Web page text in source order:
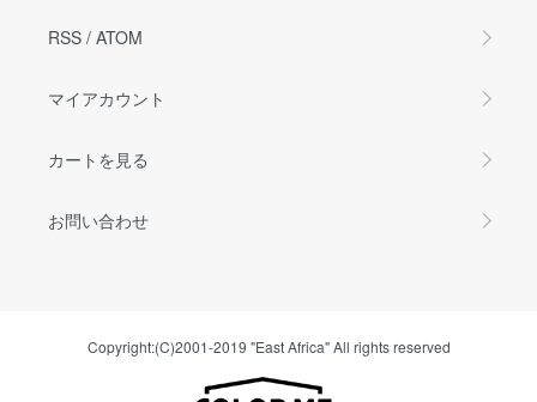
RSS / ATOM
マイアカウント
カートを見る
お問い合わせ
Copyright:(C)2001-2019 "East Africa" All rights reserved